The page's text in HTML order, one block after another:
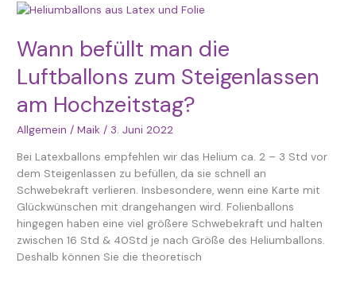
Wann befüllt man die
Luftballons zum Steigenlassen
am Hochzeitstag?
Allgemein /Maik/ 3. Juni 2022
Bei Latexballons empfehlen wir das Helium ca. 2 – 3 Std vor
dem Steigenlassen zu befüllen, da sie schnell an
Schwebekraft verlieren. Insbesondere, wenn eine Karte mit
Glückwünschen mit drangehangen wird. Folienballons
hingegen haben eine viel größere Schwebekraft und halten
zwischen 16 Std & 40Std je nach Größe des Heliumballons.
Deshalb können Sie die theoretisch
Wann
man
die
Luftballons
Steigenlassen
am